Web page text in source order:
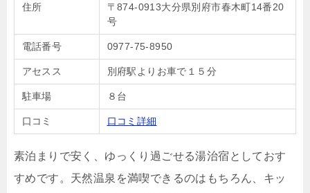
住所
〒874-0913大分県別府市春木町14番20
号
電話番号 0977-75-8950
アセスス 別府駅よりお車で１５分
駐車場 ８台
口コミ 口コミ詳細
素泊まりで安く、ゆっくり過ごせる湯治宿としておす
すめです。天然温泉を満喫できるのはもちろん、キッ